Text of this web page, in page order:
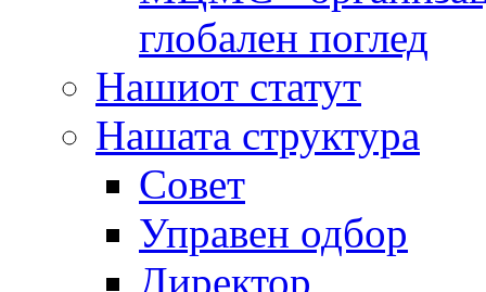
глобален поглед
Нашиот статут
Нашата структура
Совет
Управен одбор
Директор